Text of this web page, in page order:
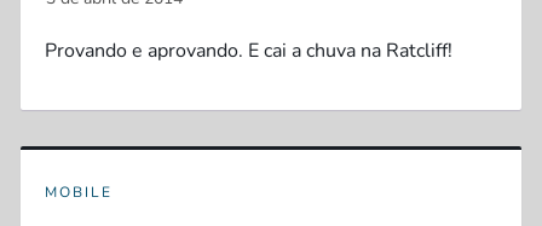
Provando e aprovando. E cai a chuva na Ratcliff!
MOBILE